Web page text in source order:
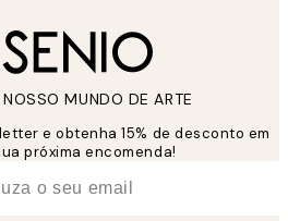
MUNDO DE ARTE
e obtenha 15% de desconto em
próxima encomenda!